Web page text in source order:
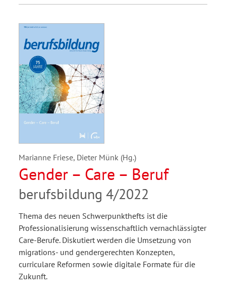
Marianne Friese, Dieter Münk (Hg.)
Gender – Care – Beruf
berufsbildung 4/2022
Thema des neuen Schwerpunkthefts ist die
Professionalisierung wissenschaftlich vernachlässigter
Care-Berufe. Diskutiert werden die Umsetzung von
migrations- und gendergerechten Konzepten,
curriculare Reformen sowie digitale Formate für die
Zukunft.